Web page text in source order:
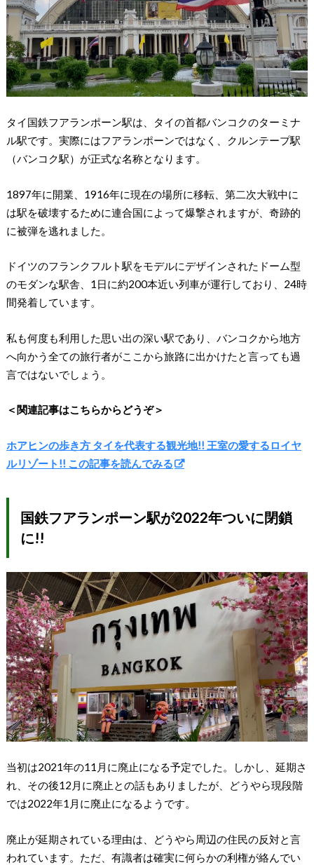
タイ国鉄フアランポーン駅は、タイの首都バンコクのターミナ
ル駅です。実際にはフアランポーンではなく、クルンテープ駅
（バンコク駅）が正式な名称となります。
1897年に開業、1916年に現在の場所に移転、第二次大戦中に
は駅を破壊するために連合国によって爆撃されますが、奇跡的
に被弾を逃れました。
ドイツのフランクフルト駅をモデルにデザインされたドーム型
のモダンな駅舎、1日に約200本近い列車が運行しており、24時
間発着しています。
私も何度も利用した思い出の深い駅であり、バンコクから地方
へ向かう全ての旅行者がここから旅路に出かけたと言っても過
言ではないでしょう。
＜関連記事はこちらからどうぞ＞
ホアヒンの歩き方 タイを代表する観光地!! 王室の愛するロイヤ
ルリゾート!! この記事を読んでみる
国鉄フアランポーン駅が2022年ついに閉鎖
に!!
当初は2021年の11月に廃止になる予定でした。しかし、延期さ
れ、その後12月に廃止との話もありましたが、どうやら現段階
では2022年1月に廃止になるようです。
廃止が延期されている理由は、どうやら周辺の住民の反対と言
われています。ただ、有識者は確実に何らかの利権が絡んでい